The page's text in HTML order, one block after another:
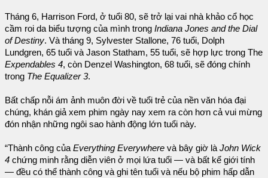
Tháng 6, Harrison Ford, ở tuổi 80, sẽ trở lại vai nhà khảo cổ học
cầm roi da biểu tượng của mình trong Indiana Jones and the Dial
of Destiny. Và tháng 9, Sylvester Stallone, 76 tuổi, Dolph
Lundgren, 65 tuổi và Jason Statham, 55 tuổi, sẽ hợp lực trong The
Expendables 4, còn Denzel Washington, 68 tuổi, sẽ đóng chính
trong The Equalizer 3.
Bất chấp nỗi ám ảnh muôn đời về tuổi trẻ của nền văn hóa đại
chúng, khán giả xem phim ngày nay xem ra còn hơn cả vui mừng
đón nhận những ngôi sao hành động lớn tuổi này.
“Thành công của Everything Everywhere và bây giờ là John Wick
4 chứng minh rằng diễn viên ở mọi lứa tuổi — và bất kể giới tính
— đều có thể thành công và ghi tên tuổi và nếu bộ phim hấp dẫn